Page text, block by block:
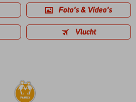
Foto's & Video's
Vlucht